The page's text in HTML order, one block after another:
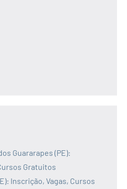
Guararapes (PE):
Gratuitos
Inscrição, Vagas, Cursos